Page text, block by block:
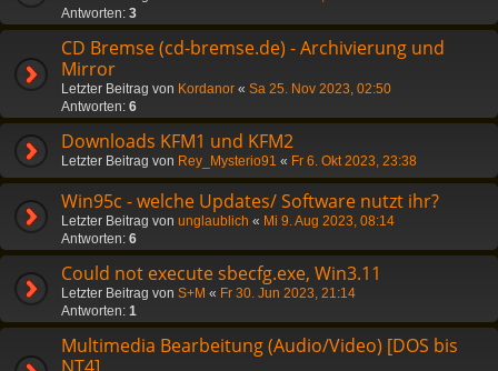
Antworten: 3
CD Bremse (cd-bremse.de) - Archivierung und
Mirror
Letzter Beitrag von Kordanor « Sa 25. Nov 2023, 02:50
Antworten: 6
Downloads KFM1 und KFM2
Letzter Beitrag von Rey_Mysterio91 « Fr 6. Okt 2023, 23:38
Win95c - welche Updates/ Software nutzt ihr?
Letzter Beitrag von unglaublich « Mi 9. Aug 2023, 08:14
Antworten: 6
Could not execute sbecfg.exe, Win3.11
Letzter Beitrag von S+M « Fr 30. Jun 2023, 21:14
Antworten: 1
Multimedia Bearbeitung (Audio/Video) [DOS bis